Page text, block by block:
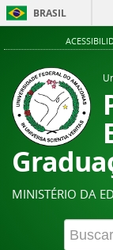
BRASIL
MINISTÉRIO DA